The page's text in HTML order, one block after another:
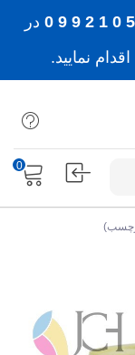
در
نمایید.
0